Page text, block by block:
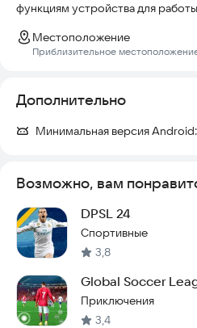
функциям устройства для
Местоположение
Приблизительное
Дополнительно
Минимальная версия Android:
Возможно, вам
DPSL 24
Спортивные
3,8
Global Soccer
Приключения
3,4